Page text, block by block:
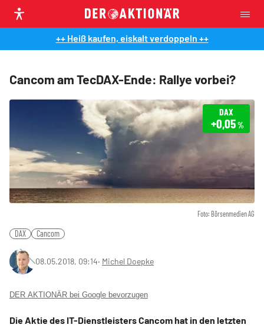
++ Heiß kaufen, eiskalt verdoppeln ++
Cancom am TecDAX-Ende: Rallye vorbei?
Foto: Börsenmedien AG
DAX
+0,05%
DAX Cancom
08.05.2018, 09:14‧ Michel Doepke
DER AKTIONÄR bei Google bevorzugen
Die Aktie des IT-Dienstleisters Cancom hat in den letzten